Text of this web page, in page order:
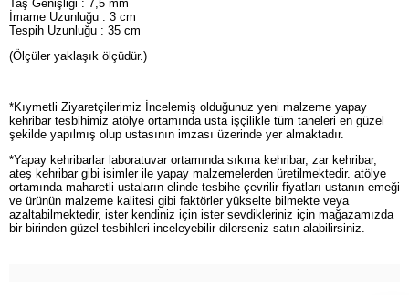
Taş Genişliği : 7,5 mm
İmame Uzunluğu : 3 cm
Tespih Uzunluğu : 35 cm
(Ölçüler yaklaşık ölçüdür.)
*Kıymetli Ziyaretçilerimiz İncelemiş olduğunuz yeni malzeme yapay
kehribar tesbihimiz atölye ortamında usta işçilikle tüm taneleri en güzel
şekilde yapılmış olup ustasının imzası üzerinde yer almaktadır.
*Yapay kehribarlar laboratuvar ortamında sıkma kehribar, zar kehribar,
ateş kehribar gibi isimler ile yapay malzemelerden üretilmektedir. atölye
ortamında maharetli ustaların elinde tesbihe çevrilir fiyatları ustanın emeği
ve ürünün malzeme kalitesi gibi faktörler yükselte bilmekte veya
azaltabilmektedir, ister kendiniz için ister sevdikleriniz için mağazamızda
bir birinden güzel tesbihleri inceleyebilir dilerseniz satın alabilirsiniz.